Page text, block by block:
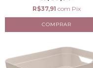
R$37,91 com Pix